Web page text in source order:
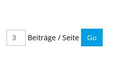
Beiträge / Seite